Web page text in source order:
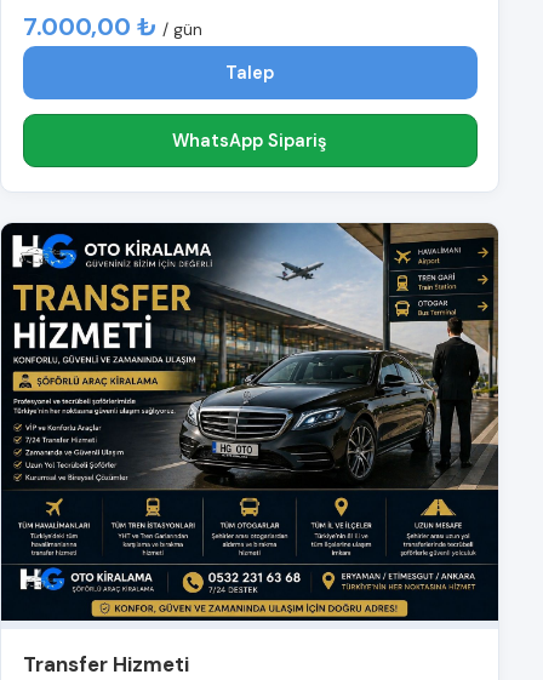
7.000,00 ₺ / gün
Talep
WhatsApp Sipariş
Transfer Hizmeti